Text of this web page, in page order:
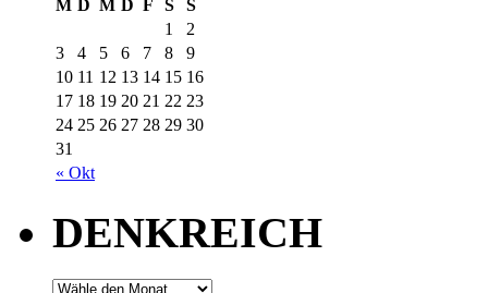
M D M D F S S
« Okt
1
2
3
4 5 6 7 8
9
10 11 12 13 14 15 16
17 18 19 20 21 22 23
24 25 26 27 28 29 30
31
DENKREICH